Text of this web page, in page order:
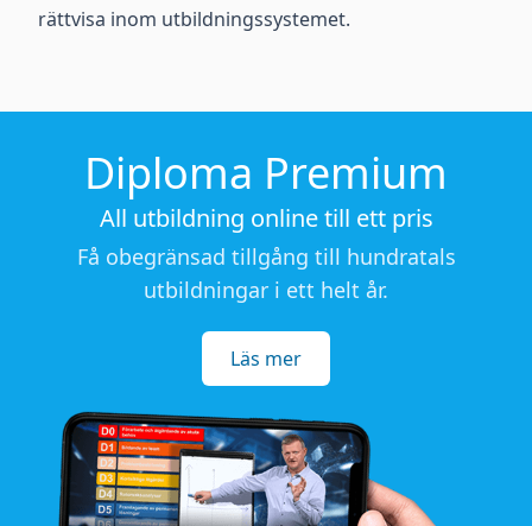
rättvisa inom utbildningssystemet.
Diploma Premium
All utbildning online till ett pris
Få obegränsad tillgång till hundratals
utbildningar i ett helt år.
Läs mer